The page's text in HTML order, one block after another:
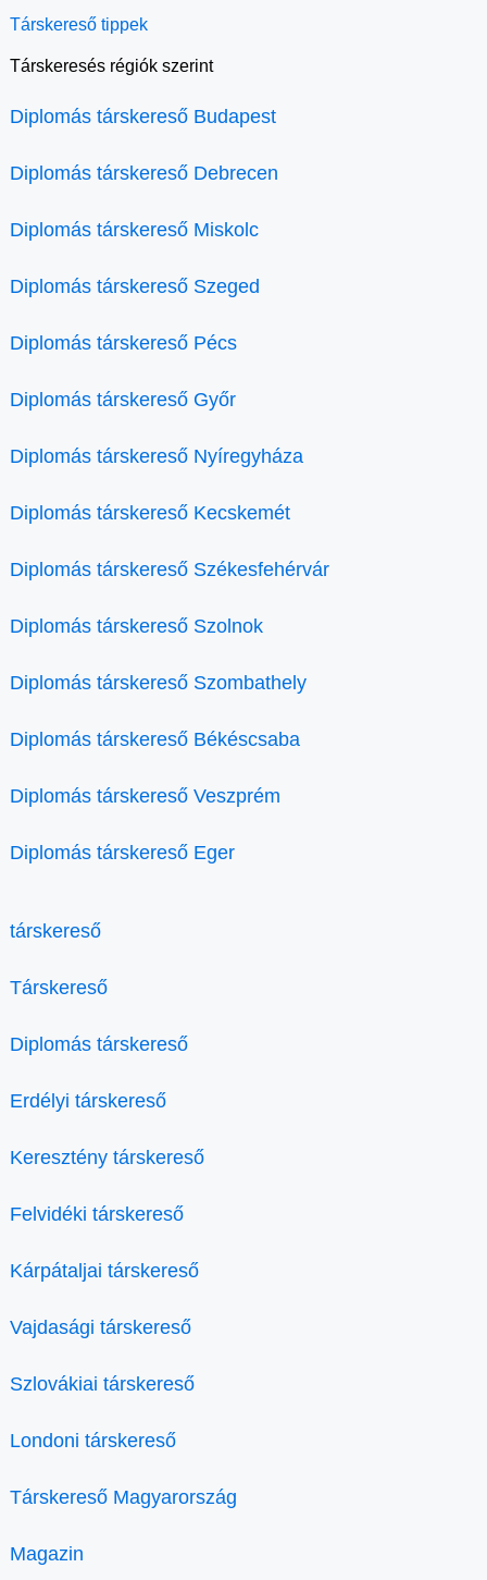
Társkereső tippek
Társkeresés régiók szerint
Diplomás társkereső Budapest
Diplomás társkereső Debrecen
Diplomás társkereső Miskolc
Diplomás társkereső Szeged
Diplomás társkereső Pécs
Diplomás társkereső Győr
Diplomás társkereső Nyíregyháza
Diplomás társkereső Kecskemét
Diplomás társkereső Székesfehérvár
Diplomás társkereső Szolnok
Diplomás társkereső Szombathely
Diplomás társkereső Békéscsaba
Diplomás társkereső Veszprém
Diplomás társkereső Eger
társkereső
Társkereső
Diplomás társkereső
Erdélyi társkereső
Keresztény társkereső
Felvidéki társkereső
Kárpátaljai társkereső
Vajdasági társkereső
Szlovákiai társkereső
Londoni társkereső
Társkereső Magyarország
Magazin